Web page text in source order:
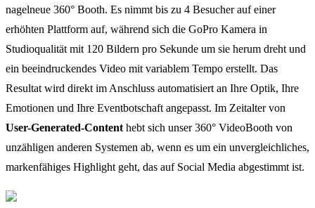
nagelneue 360° Booth. Es nimmt bis zu 4 Besucher auf einer
erhöhten Plattform auf, während sich die GoPro Kamera in
Studioqualität mit 120 Bildern pro Sekunde um sie herum dreht und
ein beeindruckendes Video mit variablem Tempo erstellt. Das
Resultat wird direkt im Anschluss automatisiert an Ihre Optik, Ihre
Emotionen und Ihre Eventbotschaft angepasst. Im Zeitalter von
User-Generated-Content hebt sich unser 360° VideoBooth von
unzähligen anderen Systemen ab, wenn es um ein unvergleichliches,
markenfähiges Highlight geht, das auf Social Media abgestimmt ist.